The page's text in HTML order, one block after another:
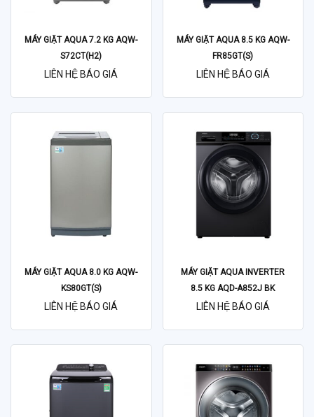
MÁY GIẶT AQUA 7.2 KG AQW-
S72CT(H2)
LIÊN HỆ BÁO GIÁ
MÁY GIẶT AQUA 8.5 KG AQW-
FR85GT(S)
LIÊN HỆ BÁO GIÁ
MÁY GIẶT AQUA 8.0 KG AQW-
KS80GT(S)
LIÊN HỆ BÁO GIÁ
MÁY GIẶT AQUA INVERTER
8.5 KG AQD-A852J BK
LIÊN HỆ BÁO GIÁ